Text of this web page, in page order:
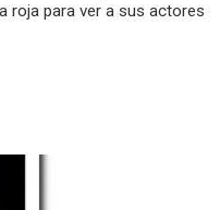
roja para ver a sus actores